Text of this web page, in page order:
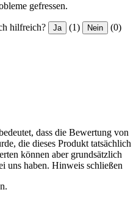
gefressen.
hilfreich? Ja (1) Nein (0)
dass die Bewertung von
die dieses Produkt tatsächlich
können aber grundsätzlich
uns haben. Hinweis schließen